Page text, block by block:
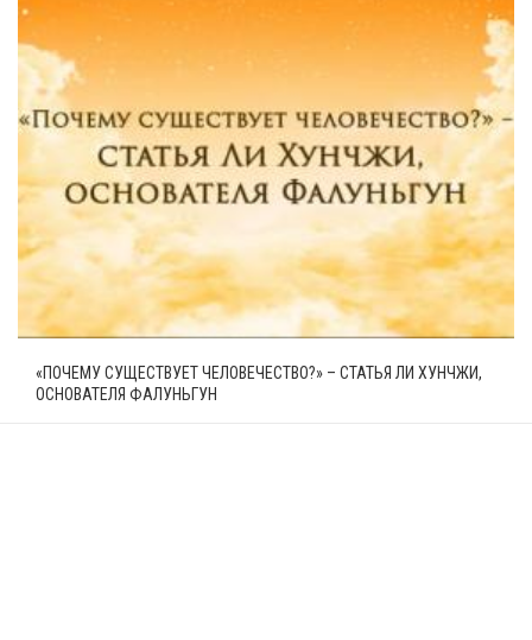
«ПОЧЕМУ СУЩЕСТВУЕТ ЧЕЛОВЕЧЕСТВО?» – СТАТЬЯ ЛИ ХУНЧЖИ,
ОСНОВАТЕЛЯ ФАЛУНЬГУН